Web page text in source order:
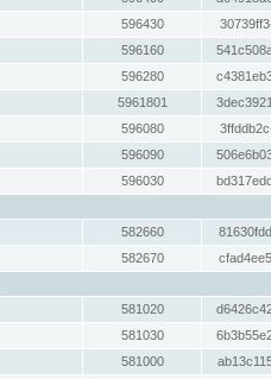
596430
596160
596280
5961801
596080
596090
596030
582660
582670
581020
581030
581000